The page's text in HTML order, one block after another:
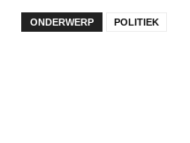
ONDERWERP POLITIEK